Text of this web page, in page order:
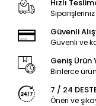
Hızlı
Siparişleriniz
Güvenli
Güvenli ve
Geniş Ürün
Binlerce
7 / 24
Öneri ve